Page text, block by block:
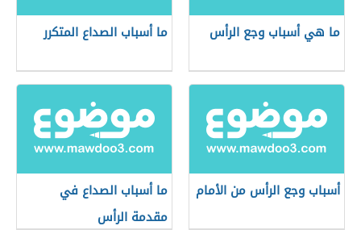
ما هي أسباب وجع الرأس ما أسباب الصداع المتكرر
أسباب وجع الرأس من الأمام
ما أسباب الصداع في
مقدمة الرأس